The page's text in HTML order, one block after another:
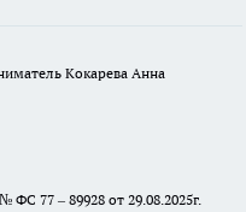
Кокарева Анна
77 – 89928 от 29.08.2025г.